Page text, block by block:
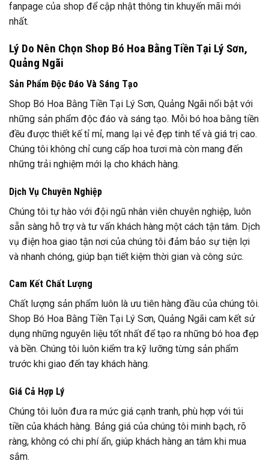
fanpage của shop để cập nhật thông tin khuyến mãi mới
nhất.
Lý Do Nên Chọn Shop Bó Hoa Bằng Tiền Tại Lý Sơn,
Quảng Ngãi
Sản Phẩm Độc Đáo Và Sáng Tạo
Shop Bó Hoa Bằng Tiền Tại Lý Sơn, Quảng Ngãi nổi bật với
những sản phẩm độc đáo và sáng tạo. Mỗi bó hoa bằng tiền
đều được thiết kế tỉ mỉ, mang lại vẻ đẹp tinh tế và giá trị cao.
Chúng tôi không chỉ cung cấp hoa tươi mà còn mang đến
những trải nghiệm mới lạ cho khách hàng.
Dịch Vụ Chuyên Nghiệp
Chúng tôi tự hào với đội ngũ nhân viên chuyên nghiệp, luôn
sẵn sàng hỗ trợ và tư vấn khách hàng một cách tận tâm. Dịch
vụ điện hoa giao tận nơi của chúng tôi đảm bảo sự tiện lợi
và nhanh chóng, giúp bạn tiết kiệm thời gian và công sức.
Cam Kết Chất Lượng
Chất lượng sản phẩm luôn là ưu tiên hàng đầu của chúng tôi.
Shop Bó Hoa Bằng Tiền Tại Lý Sơn, Quảng Ngãi cam kết sử
dụng những nguyên liệu tốt nhất để tạo ra những bó hoa đẹp
và bền. Chúng tôi luôn kiểm tra kỹ lưỡng từng sản phẩm
trước khi giao đến tay khách hàng.
Giá Cả Hợp Lý
Chúng tôi luôn đưa ra mức giá cạnh tranh, phù hợp với túi
tiền của khách hàng. Bảng giá của chúng tôi minh bạch, rõ
ràng, không có chi phí ẩn, giúp khách hàng an tâm khi mua
sắm.